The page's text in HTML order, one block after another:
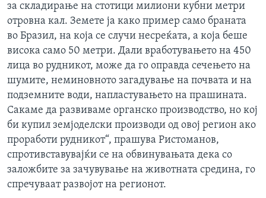
за складирање на стотици милиони кубни метри
отровна кал. Земете ја како пример само браната
во Бразил, на која се случи несреќата, а која беше
висока само 50 метри. Дали вработувањето на 450
лица во рудникот, може да го оправда сечењето на
шумите, неминовното загадување на почвата и на
подземните води, напластувањето на прашината.
Сакаме да развиваме органско производство, но кој
би купил земјоделски производи од овој регион ако
проработи рудникот“, прашува Ристоманов,
спротивставувајќи се на обвинувањата дека со
заложбите за зачувување на животната средина, го
спречуваат развојот на регионот.